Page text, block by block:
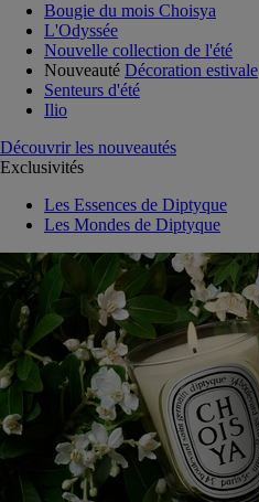
Bougie du mois Choisya
L'Odyssée
Nouvelle collection de l'été
Nouveauté Décoration estivale
Senteurs d'été
Ilio
Découvrir les nouveautés
Exclusivités
Les Essences de Diptyque
Les Mondes de Diptyque